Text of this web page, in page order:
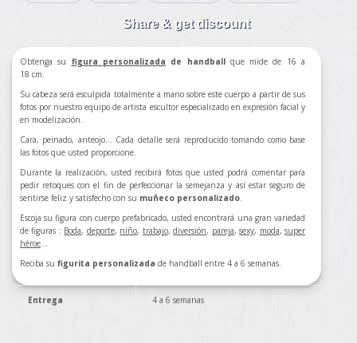
Share & get discount
Obtenga su figura personalizada de handballque mide de 16 a
18 cm.
Su cabeza será esculpida totalmente a mano sobre este cuerpo a partir de sus
fotos por nuestro equipo de artista escultor especializado en expresión facial y
en modelización.
Cara, peinado, anteojo... Cada detalle será reproducido tomando como base
las fotos que usted proporcione.
Durante la realización, usted recibirá fotos que usted podrá comentar para
pedir retoques con el fin de perfeccionar la semejanza y así estar seguro de
sentirse feliz y satisfecho con su muñeco personalizado.
Escoja su figura con cuerpo prefabricado, usted encontrará una gran variedad
de figuras : Boda, deporte, niño, trabajo,diversión, pareja,sexy, moda,super
héroe...
Reciba su figurita personalizada de handball entre 4 a 6 semanas.
Entrega 4 a 6 semanas